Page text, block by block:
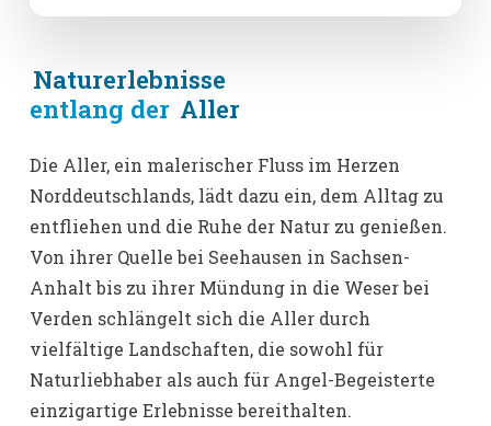
Naturerlebnisse
entlang der Aller
Die Aller, ein malerischer Fluss im Herzen
Norddeutschlands, lädt dazu ein, dem Alltag zu
entfliehen und die Ruhe der Natur zu genießen.
Von ihrer Quelle bei Seehausen in Sachsen-
Anhalt bis zu ihrer Mündung in die Weser bei
Verden schlängelt sich die Aller durch
vielfältige Landschaften, die sowohl für
Naturliebhaber als auch für Angel-Begeisterte
einzigartige Erlebnisse bereithalten.